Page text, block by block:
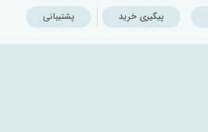
پیگیری خرید پشتیبانی